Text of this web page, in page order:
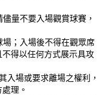
量不要入場觀賞球賽，
；入場後不得在觀眾席
得以任何方式展示具攻
入場或要求離場之權利，
理。